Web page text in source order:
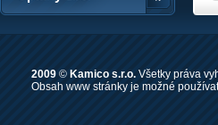
2009 © Kamico s.r.o. Všetky práva
Obsah www stránky je možné